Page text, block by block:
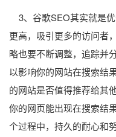
3、谷歌SEO其实就是
更高，吸引更多的访问者
略也要不断调整，追踪并
以影响你的网站在搜索结
的网站是否值得推荐给其
你的网页能出现在搜索结
个过程中，持久的耐心和